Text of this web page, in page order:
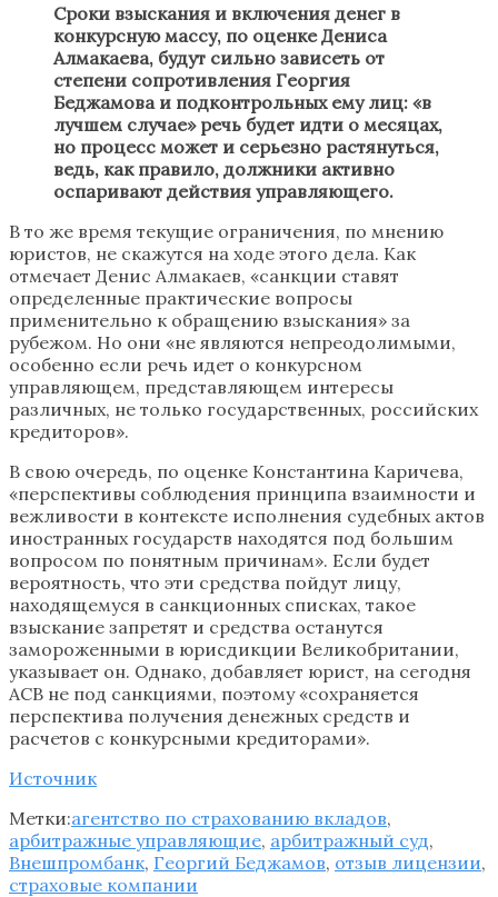
Сроки взыскания и включения денег в
конкурсную массу, по оценке Дениса
Алмакаева, будут сильно зависеть от
степени сопротивления Георгия
Беджамова и подконтрольных ему лиц: «в
лучшем случае» речь будет идти о месяцах,
но процесс может и серьезно растянуться,
ведь, как правило, должники активно
оспаривают действия управляющего.
В то же время текущие ограничения, по мнению
юристов, не скажутся на ходе этого дела. Как
отмечает Денис Алмакаев, «санкции ставят
определенные практические вопросы
применительно к обращению взыскания» за
рубежом. Но они «не являются непреодолимыми,
особенно если речь идет о конкурсном
управляющем, представляющем интересы
различных, не только государственных, российских
кредиторов».
В свою очередь, по оценке Константина Каричева,
«перспективы соблюдения принципа взаимности и
вежливости в контексте исполнения судебных актов
иностранных государств находятся под большим
вопросом по понятным причинам». Если будет
вероятность, что эти средства пойдут лицу,
находящемуся в санкционных списках, такое
взыскание запретят и средства останутся
замороженными в юрисдикции Великобритании,
указывает он. Однако, добавляет юрист, на сегодня
АСВ не под санкциями, поэтому «сохраняется
перспектива получения денежных средств и
расчетов с конкурсными кредиторами».
Источник
Метки:агентство по страхованию вкладов,
арбитражные управляющие, арбитражный суд,
Внешпромбанк, Георгий Беджамов, отзыв лицензии,
страховые компании